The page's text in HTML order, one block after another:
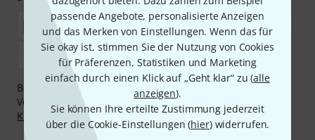
passende Angebote, personalisierte Anzeigen
und das Merken von Einstellungen. Wenn das für
Sie okay ist, stimmen Sie der Nutzung von Cookies
für Präferenzen, Statistiken und Marketing
einfach durch einen Klick auf „Geht klar“ zu (alle
anzeigen).
Sie können Ihre erteilte Zustimmung jederzeit
über die Cookie-Einstellungen (hier) widerrufen.
Bezahlen Sie vertraulich und sicher per Nachnahme,
Vorkasse, PayPal, Amazon Pay,Klarna Sofort bezahlen
Klarna Ratenzahlungoder Kreditkarte.